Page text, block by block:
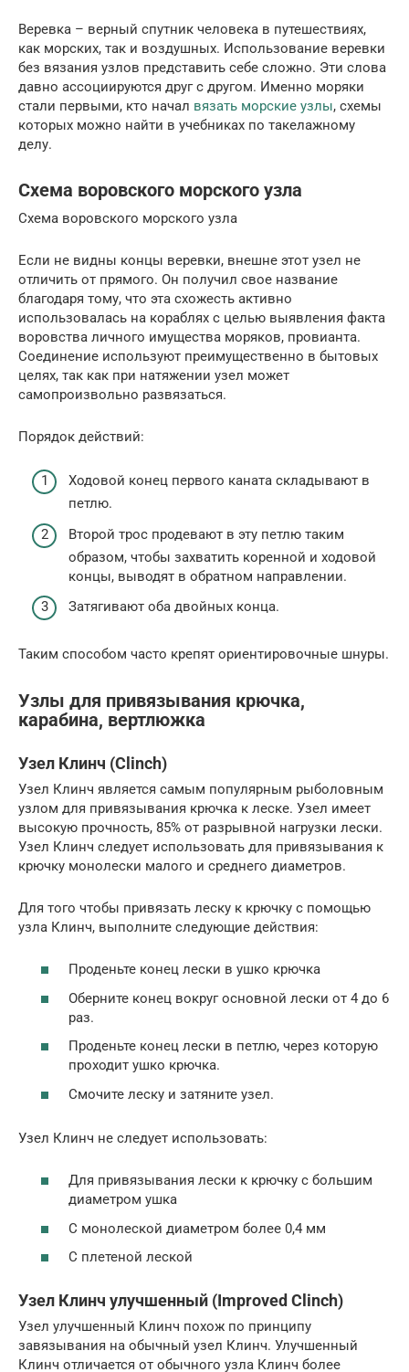
Веревка – верный спутник человека в путешествиях,
как морских, так и воздушных. Использование веревки
без вязания узлов представить себе сложно. Эти слова
давно ассоциируются друг с другом. Именно моряки
стали первыми, кто начал вязать морские узлы, схемы
которых можно найти в учебниках по такелажному
делу.
Схема воровского морского узла
Схема воровского морского узла
Если не видны концы веревки, внешне этот узел не
отличить от прямого. Он получил свое название
благодаря тому, что эта схожесть активно
использовалась на кораблях с целью выявления факта
воровства личного имущества моряков, провианта.
Соединение используют преимущественно в бытовых
целях, так как при натяжении узел может
самопроизвольно развязаться.
Порядок действий:
Ходовой конец первого каната складывают в
петлю.
Второй трос продевают в эту петлю таким
образом, чтобы захватить коренной и ходовой
концы, выводят в обратном направлении.
Затягивают оба двойных конца.
Таким способом часто крепят ориентировочные шнуры.
Узлы для привязывания крючка,
карабина, вертлюжка
Узел Клинч (Clinch)
Узел Клинч является самым популярным рыболовным
узлом для привязывания крючка к леске. Узел имеет
высокую прочность, 85% от разрывной нагрузки лески.
Узел Клинч следует использовать для привязывания к
крючку монолески малого и среднего диаметров.
Для того чтобы привязать леску к крючку с помощью
узла Клинч, выполните следующие действия:
Проденьте конец лески в ушко крючка
Оберните конец вокруг основной лески от 4 до 6
раз.
Проденьте конец лески в петлю, через которую
проходит ушко крючка.
Смочите леску и затяните узел.
Узел Клинч не следует использовать:
Для привязывания лески к крючку с большим
диаметром ушка
С монолеской диаметром более 0,4 мм
С плетеной леской
Узел Клинч улучшенный (Improved Clinch)
Узел улучшенный Клинч похож по принципу
завязывания на обычный узел Клинч. Улучшенный
Клинч отличается от обычного узла Клинч более